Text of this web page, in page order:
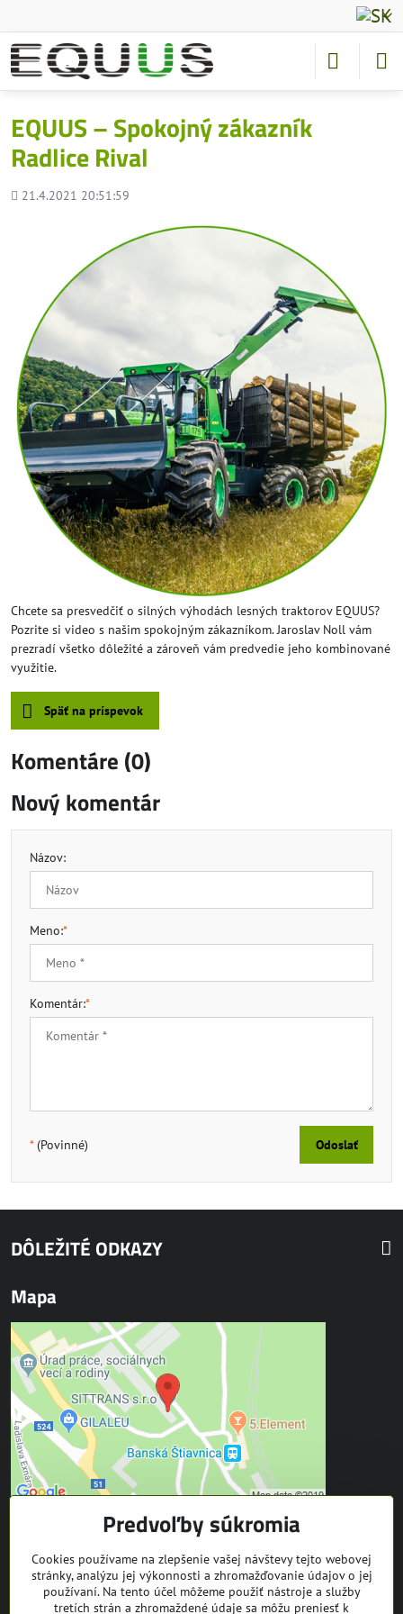
EQUUS – Spokojný zákazník
Radlice Rival
Pridané
21.4.2021 20:51:59
Chcete sa presvedčiť o silných výhodách lesných traktorov EQUUS?
Pozrite si video s našim spokojným zákazníkom. Jaroslav Noll vám
prezradí všetko dôležité a zároveň vám predvedie jeho kombinované
využitie.
Späť na príspevok
Komentáre (0)
Nový komentár
Názov:
Meno:*
Komentár:*
*(Povinné) Odoslať
DÔLEŽITÉ ODKAZY
Mapa
SITTRANS s.r.o.
Trate Mládeže 1
Predvoľby súkromia
Cookies používame na zlepšenie vašej návštevy tejto webovej
stránky, analýzu jej výkonnosti a zhromažďovanie údajov o jej
používaní. Na tento účel môžeme použiť nástroje a služby
tretích strán a zhromaždené údaje sa môžu preniesť k